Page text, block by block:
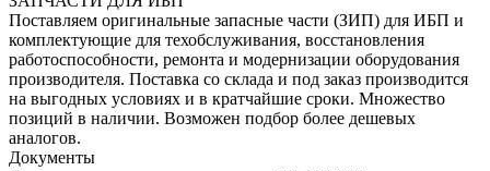
Поставляем оригинальные запасные части (ЗИП) для ИБП и
комплектующие для техобслуживания, восстановления
работоспособности, ремонта и модернизации оборудования
производителя. Поставка со склада и под заказ производится
на выгодных условиях и в кратчайшие сроки. Множество
позиций в наличии. Возможен подбор более дешевых
аналогов.
Документы